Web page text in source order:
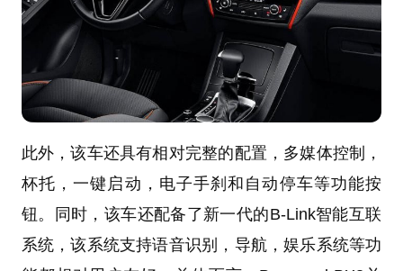
此外，该车还具有相对完整的配置，多媒体控制，
杯托，一键启动，电子手刹和自动停车等功能按
钮。同时，该车还配备了新一代的B-Link智能互联
系统，该系统支持语音识别，导航，娱乐系统等功